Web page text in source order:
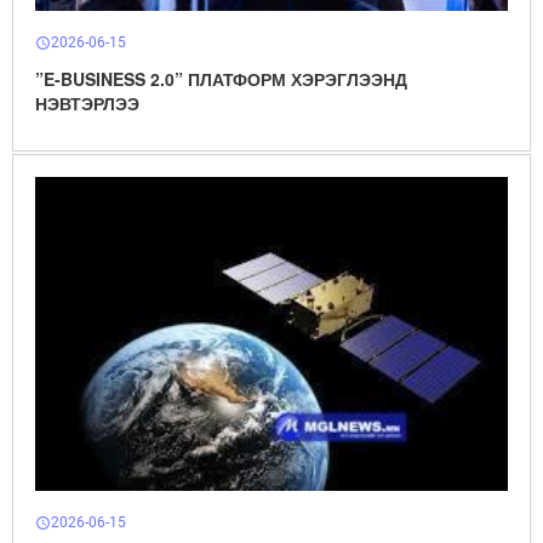
schedule2026-06-15
”E-BUSINESS 2.0” ПЛАТФОРМ ХЭРЭГЛЭЭНД
НЭВТЭРЛЭЭ
schedule2026-06-15